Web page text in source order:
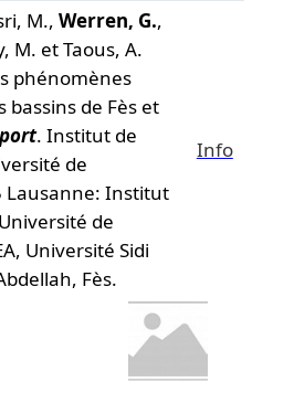
M., Werren, G.,
M. et Taous, A.
phénomènes
de Fès et
. Institut de
de
Lausanne: Institut
de
Université Sidi
Fès.
Info